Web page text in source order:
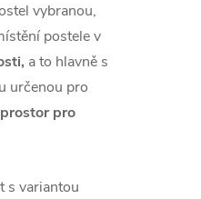
vybranou,
postele v
a to hlavně s
určenou pro
pro
s variantou